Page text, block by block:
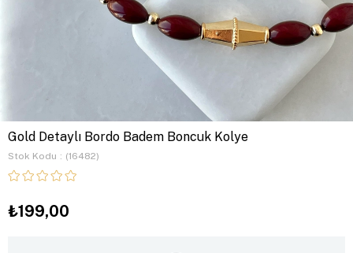
Gold Detaylı Bordo Badem Boncuk Kolye
Stok Kodu (16482)
₺199,00